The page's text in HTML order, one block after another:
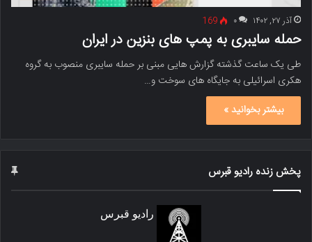
آذر ۲۷, ۱۴۰۲ ۰ 169
حمله سایبری به پمپ های بنزین در ایران
طی یک ساعت گذشته گزارش هایی مبنی بر حمله سایبری منصوب به گروه
هکری اسرائیلی به جایگاه های سوخت و…
بیشتر بخوانید »
پخش زنده رادیو قبرس
رادیو قبرس